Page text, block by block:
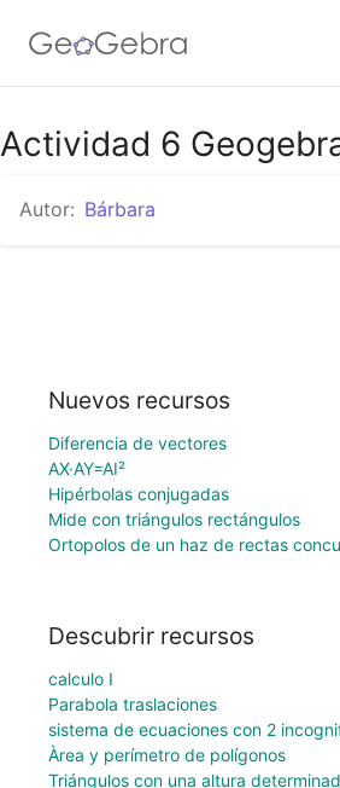
Abrir sesión
Actividad 6
Autor: Bárbara
Nuevos recursos
Diferencia de vectores
AX·AY=AI²
Hipérbolas conjugadas
Mide con triángulos rectángulos
Ortopolos de un haz de rectas
Descubrir recursos
calculo I
Parabola traslaciones
sistema de ecuaciones con 2
Àrea y perímetro de polígonos
Triángulos con una altura